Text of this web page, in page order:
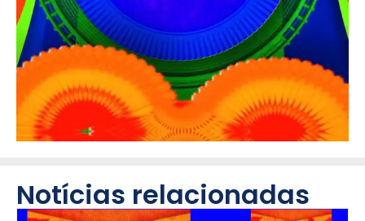
Notícias relacionadas